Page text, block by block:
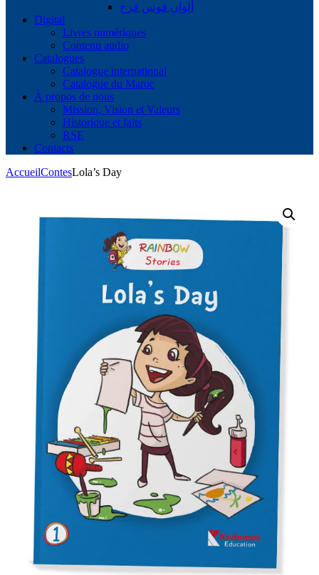
ألوان قوس قزح
Digital
Livres numériques
Contenu audio
Catalogues
Catalogue international
Catalogue du Maroc
À propos de nous
Mission, Vision et Valeurs
Historique et faits
RSE
Contacts
AccueilContesLola’s Day